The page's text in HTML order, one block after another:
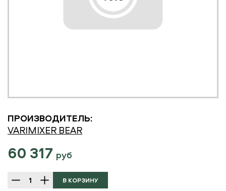
ПРОИЗВОДИТЕЛЬ:
VARIMIXER BEAR
60 317 руб